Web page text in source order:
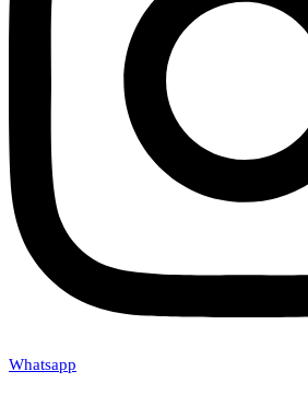
Whatsapp